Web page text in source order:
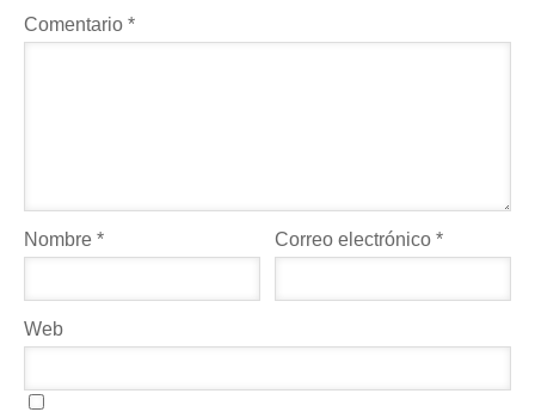
Comentario *
Nombre * Correo electrónico*
Web